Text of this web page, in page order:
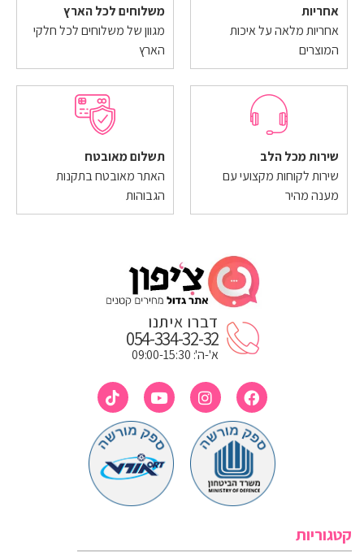
אחריות
אחריות מלאה על איכות
המוצרים
משלוחים לכל הארץ
מגוון של משלוחים לכל חלקי
הארץ
שירות מכל הלב
שירות לקוחות מקצועי עם
מענה מהיר
תשלום מאובטח
האתר מאובטח בתקנות
הגבוהות
דברו איתנו
054-334-32-32
א'-ה': 09:00-15:30
קטגוריות